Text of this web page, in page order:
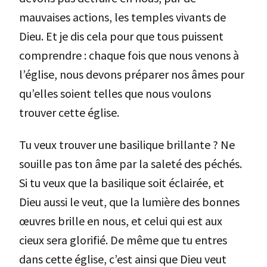
mauvaises actions, les temples vivants de
Dieu. Et je dis cela pour que tous puissent
comprendre : chaque fois que nous venons à
l’église, nous devons préparer nos âmes pour
qu’elles soient telles que nous voulons
trouver cette église.
Tu veux trouver une basilique brillante ? Ne
souille pas ton âme par la saleté des péchés.
Si tu veux que la basilique soit éclairée, et
Dieu aussi le veut, que la lumière des bonnes
œuvres brille en nous, et celui qui est aux
cieux sera glorifié. De même que tu entres
dans cette église, c’est ainsi que Dieu veut